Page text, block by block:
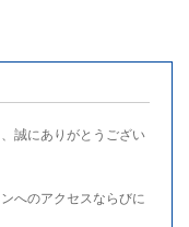
誠にありがとうござい
へのアクセスならびに